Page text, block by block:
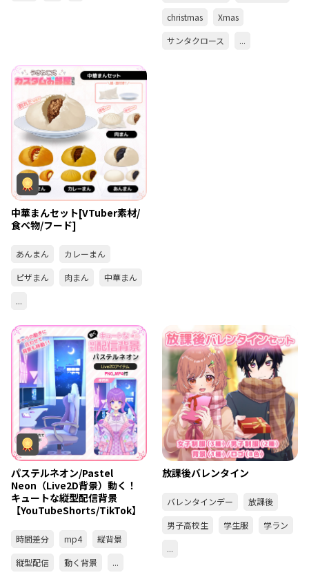
christmas
Xmas
サンタクロース
...
中華まんセット[VTuber素材/
食べ物/フード]
あんまん
カレーまん
ピザまん
肉まん
中華まん
...
パステルネオン/Pastel
Neon（Live2D背景）動く！
キュートな縦型配信背景
【YouTubeShorts/TikTok】
時間差分 mp4
縦背景
縦型配信
動く背景 ...
放課後バレンタイン
バレンタインデー
放課後
男子高校生
学生服
学ラン
...